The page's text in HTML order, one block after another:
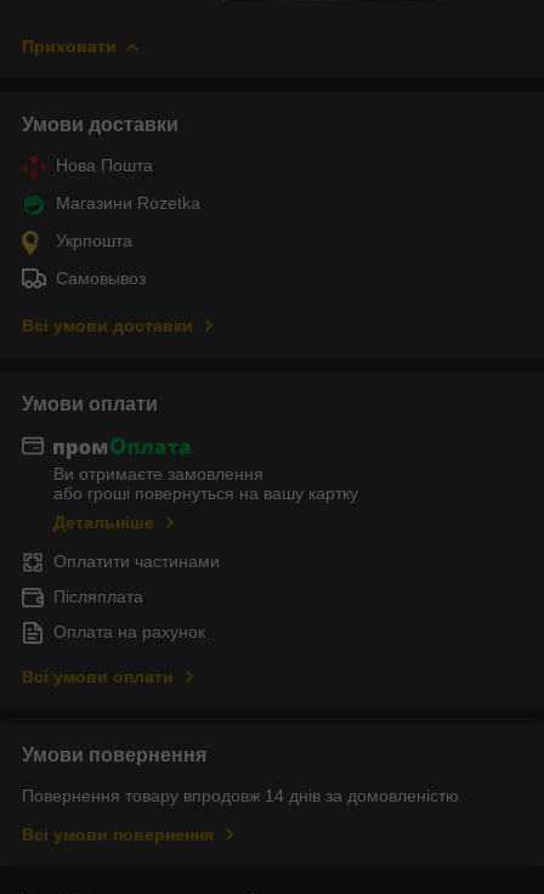
Приховати
Умови доставки
Нова Пошта
Магазини Rozetka
Укрпошта
Самовывоз
Всі умови доставки
Умови оплати
Ви отримаєте замовлення
або гроші повернуться на вашу картку
Детальніше
Оплатити частинами
Післяплата
Оплата на рахунок
Всі умови оплати
Умови повернення
Повернення товару впродовж 14 днів за домовленістю
Всі умови повернення